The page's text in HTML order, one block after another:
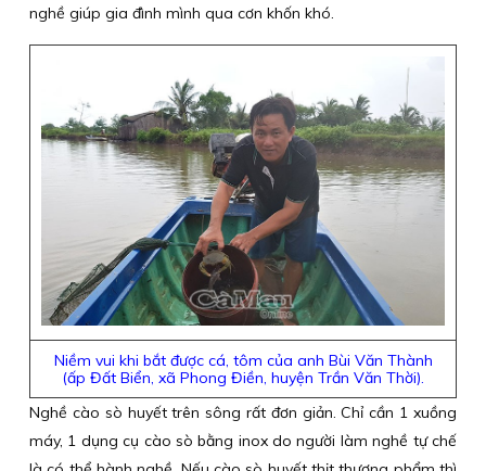
nghề giúp gia đình mình qua cơn khốn khó.
Niềm vui khi bắt được cá, tôm của anh Bùi Văn Thành
(ấp Đất Biển, xã Phong Điền, huyện Trần Văn Thời).
Nghề cào sò huyết trên sông rất đơn giản. Chỉ cần 1 xuồng
máy, 1 dụng cụ cào sò bằng inox do người làm nghề tự chế